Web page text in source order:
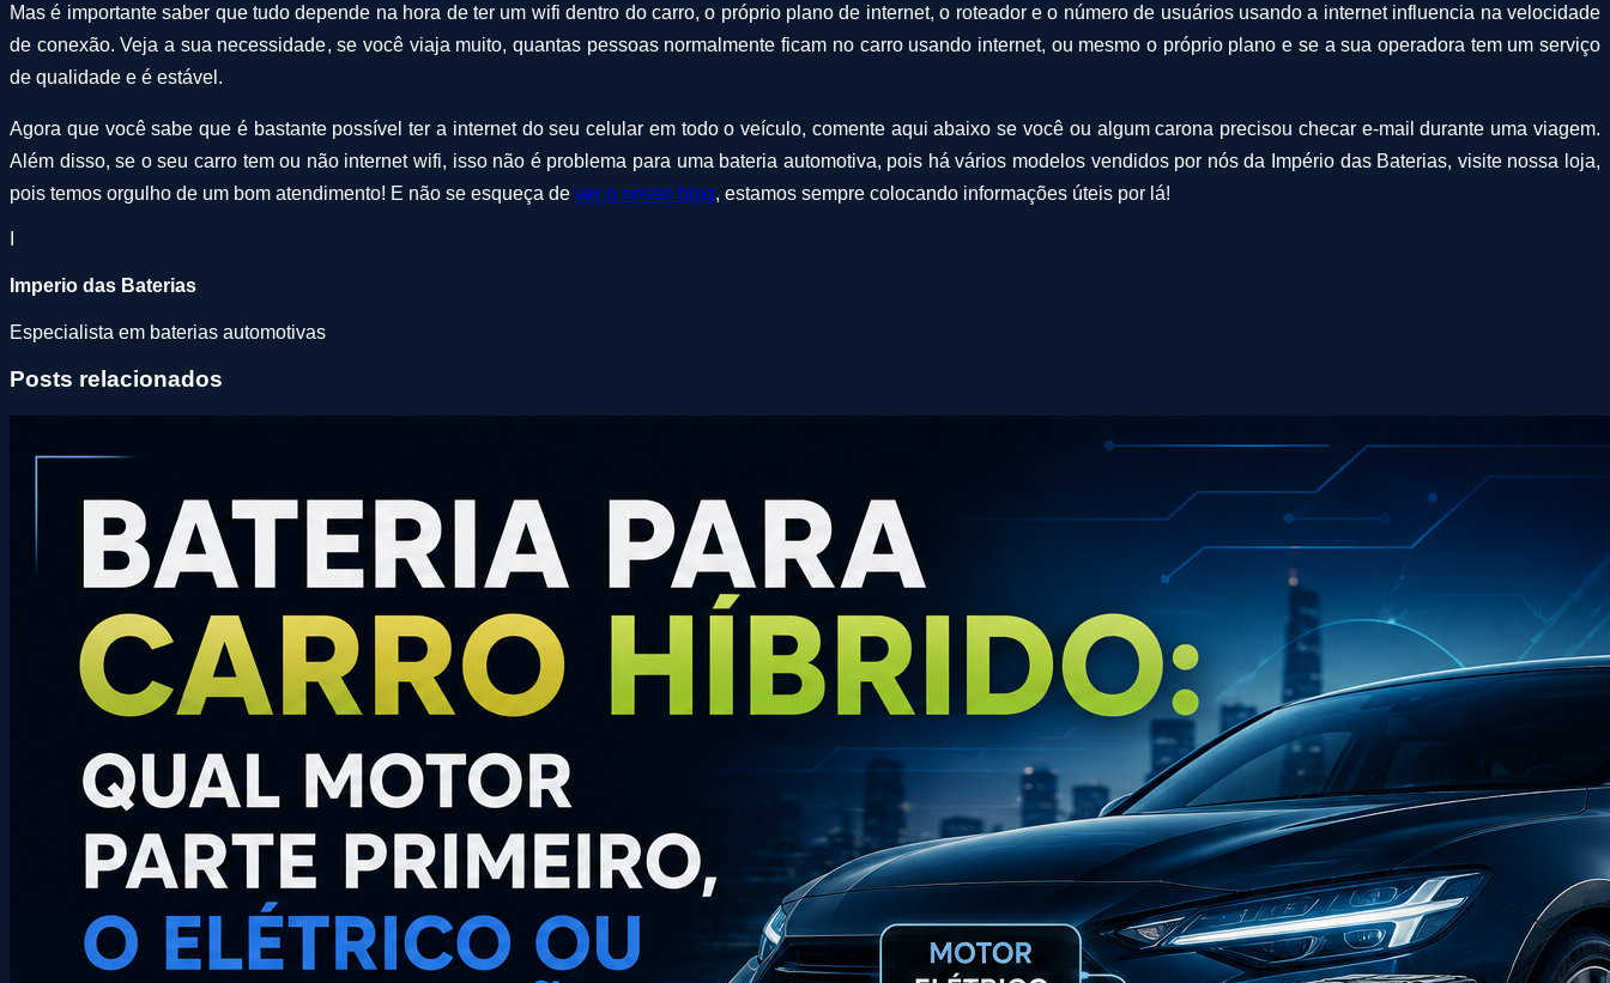
Mas é importante saber que tudo depende na hora de ter um wifi dentro do carro, o próprio plano de internet, o roteador e o número de usuários usando a internet influencia na velocidade
de conexão. Veja a sua necessidade, se você viaja muito, quantas pessoas normalmente ficam no carro usando internet, ou mesmo o próprio plano e se a sua operadora tem um serviço
de qualidade e é estável.
Agora que você sabe que é bastante possível ter a internet do seu celular em todo o veículo, comente aqui abaixo se você ou algum carona precisou checar e-mail durante uma viagem.
Além disso, se o seu carro tem ou não internet wifi, isso não é problema para uma bateria automotiva, pois há vários modelos vendidos por nós da Império das Baterias, visite nossa loja,
pois temos orgulho de um bom atendimento! E não se esqueça de ver o nosso blog, estamos sempre colocando informações úteis por lá!
Imperio das Baterias
Especialista em baterias automotivas
Posts relacionados